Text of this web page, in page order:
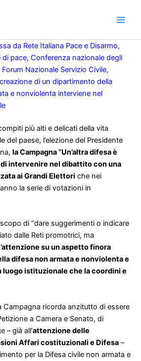
da Rete Italiana Pace e Disarmo,
pace, Conferenza nazionale degli
Nazionale Servizio Civile,
di un dipartimento della
e nonviolenta interviene nel
più alti e delicati della vita
del paese, l’elezione del Presidente
la Campagna “Un’altra difesa è
intervenire nel dibattito con una
ai Grandi Elettori che nei
la serie di votazioni in
di “dare suggerimenti o indicare
dalle Reti promotrici, ma
su un aspetto finora
difesa non armata e nonviolenta e
luogo istituzionale che la coordini e
Campagna ricorda anzitutto di essere
a Camera e Senato, di
– già all’attenzione delle
Affari costituzionali e Difesa –
per la Difesa civile non armata e